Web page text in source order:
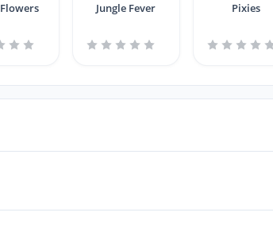
Jungle Fever Pixies